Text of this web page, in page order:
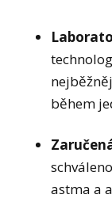
během
astma a